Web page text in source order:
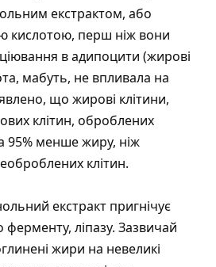
екстрактом, або
кислотою, перш ніж вони
в адипоцити (жирові
мабуть, не впливала на
що жирові клітини,
клітин, оброблених
95% менше жиру, ніж
клітин.
екстракт пригнічує
ферменту, ліпазу. Зазвичай
жири на невеликі